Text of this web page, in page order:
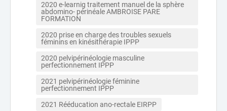
2020 e-learnig traitement manuel de la sphère
abdomino- périnéale AMBROISE PARE
FORMATION
2020 prise en charge des troubles sexuels
féminins en kinésithérapie IPPP
2020 pelvipérinéologie masculine
perfectionnement IPPP
2021 pelvipérinéologie féminine
perfectionnement IPPP
2021 Rééducation ano-rectale EIRPP